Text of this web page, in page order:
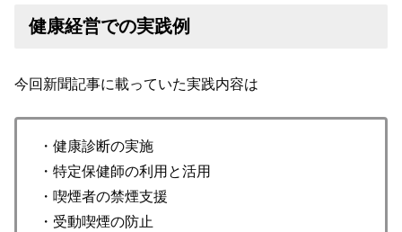
健康経営での実践例
今回新聞記事に載っていた実践内容は
・健康診断の実施
・特定保健師の利用と活用
・喫煙者の禁煙支援
・受動喫煙の防止